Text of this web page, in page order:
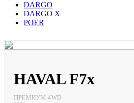
DARGO
DARGO X
POER
HAVAL F7x
ПРЕМИУМ 4WD